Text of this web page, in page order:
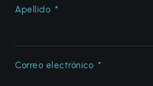
Apellido
Correo electrónico